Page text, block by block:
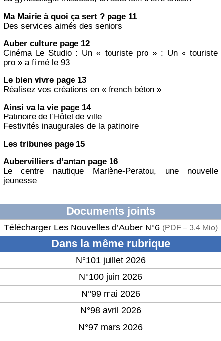
Ma Mairie à quoi ça sert ? page 11
Des services aimés des seniors
Auber culture page 12
Cinéma Le Studio : Un « touriste pro » : Un « touriste
pro » a filmé le 93
Le bien vivre page 13
Réalisez vos créations en « french béton »
Ainsi va la vie page 14
Patinoire de l’Hôtel de ville
Festivités inaugurales de la patinoire
Les tribunes page 15
Aubervilliers d’antan page 16
Le centre nautique Marlène-Peratou, une nouvelle
jeunesse
Documents joints
Télécharger Les Nouvelles d’Auber N°6 (PDF – 3.4 Mio)
Dans la même rubrique
N°101 juillet 2026
N°100 juin 2026
N°99 mai 2026
N°98 avril 2026
N°97 mars 2026